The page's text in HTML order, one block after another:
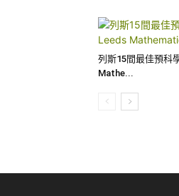
列斯15間最佳預科
Mathe...